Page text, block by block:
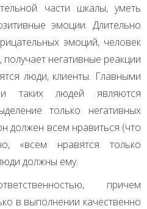
части шкалы, уметь
эмоции. Длительно
эмоций, человек
негативные реакции
люди, клиенты. Главными
таких людей являются
только негативных
должен всем нравиться (что
«всем нравятся только
должны ему.
причем
в выполнении качественно